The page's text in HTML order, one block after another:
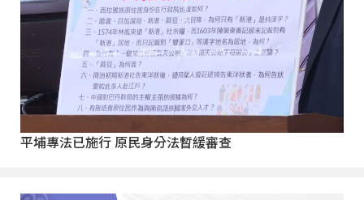
平埔專法已施行 原民身分法暫緩審查